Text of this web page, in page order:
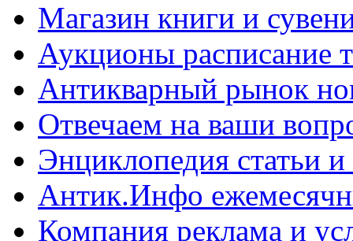
Магазин книги и
Аукционы расписание
Антикварный рынок
Отвечаем на ваши
Энциклопедия статьи
Антик.Инфо
Компания реклама и